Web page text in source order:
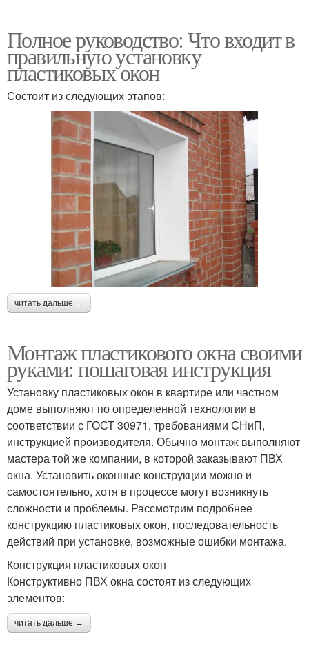
Полное руководство: Что входит в
правильную установку
пластиковых окон
Состоит из следующих этапов:
читать дальше →
Монтаж пластикового окна своими
руками: пошаговая инструкция
Установку пластиковых окон в квартире или частном
доме выполняют по определенной технологии в
соответствии с ГОСТ 30971, требованиями СНиП,
инструкцией производителя. Обычно монтаж выполняют
мастера той же компании, в которой заказывают ПВХ
окна. Установить оконные конструкции можно и
самостоятельно, хотя в процессе могут возникнуть
сложности и проблемы. Рассмотрим подробнее
конструкцию пластиковых окон, последовательность
действий при установке, возможные ошибки монтажа.
Конструкция пластиковых окон
Конструктивно ПВХ окна состоят из следующих
элементов:
читать дальше →